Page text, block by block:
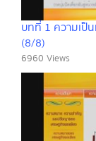
บทที่ 1 ความเป็
(8/8)
6960 Views